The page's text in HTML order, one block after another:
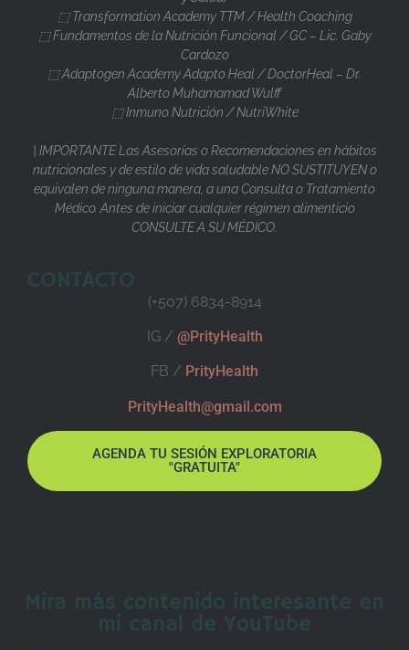
⬚ Transformation Academy TTM / Health Coaching
⬚ Fundamentos de la Nutrición Funcional / GC – Lic. Gaby
Cardozo
⬚ Adaptogen Academy Adapto Heal / DoctorHeal – Dr.
Alberto Muhamamad Wulff
⬚ Inmuno Nutrición / NutriWhite
| IMPORTANTE Las Asesorías o Recomendaciones en hábitos
nutricionales y de estilo de vida saludable NO SUSTITUYEN o
equivalen de ninguna manera, a una Consulta o Tratamiento
Médico. Antes de iniciar cualquier régimen alimenticio
CONSULTE A SU MÉDICO.
CONTACTO
(+507) 6834-8914
IG / @PrityHealth
FB / PrityHealth
PrityHealth@gmail.com
AGENDA TU SESIÓN EXPLORATORIA
"GRATUITA"
Mira más contenido interesante en
mi canal de YouTube